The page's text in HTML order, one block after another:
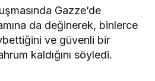
Gazze’de
da değinerek, binlerce
ve güvenli bir
kaldığını söyledi.